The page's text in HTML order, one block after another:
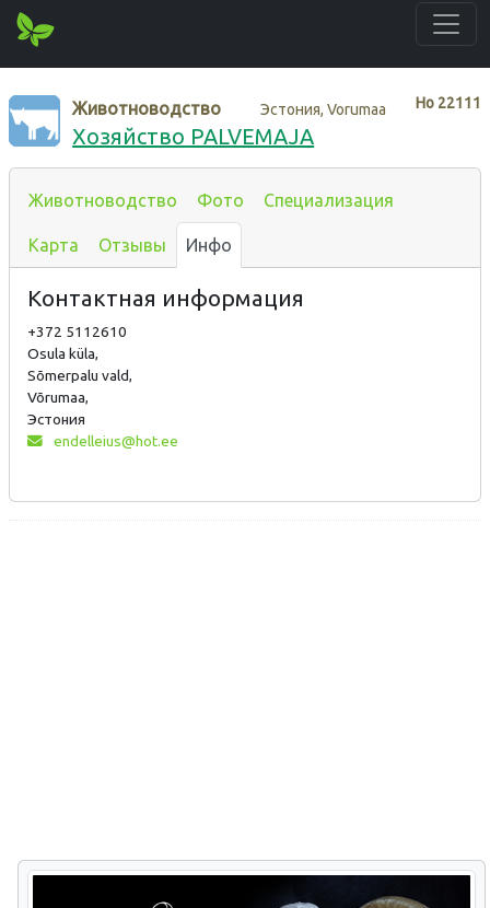
Нo 22111
Животноводство Эстония, Vorumaa
Хозяйство PALVEMAJA
Животноводство Фото Специализация
Карта Отзывы Инфо
Контактная информация
+372 5112610
Osula küla,
Sõmerpalu vald,
Võrumaa,
Эстония
endelleius@hot.ee